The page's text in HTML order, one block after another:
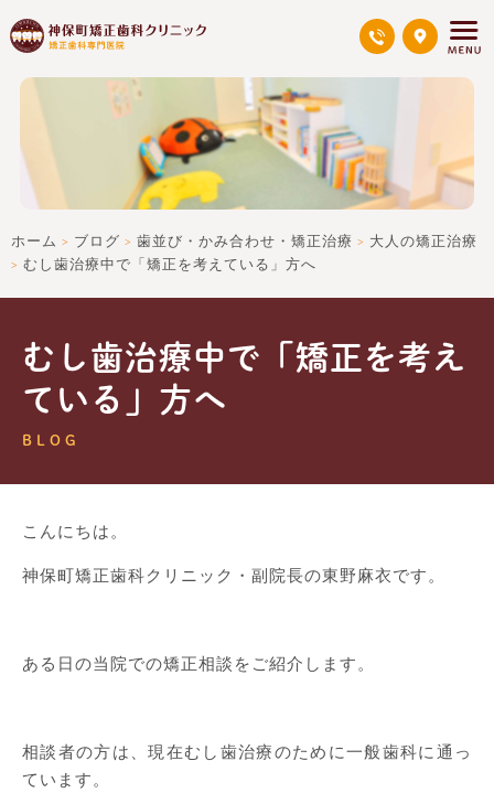
ホーム > ブログ > 歯並び・かみ合わせ・矯正治療 > 大人の矯正治療
> むし歯治療中で「矯正を考えている」方へ
むし歯治療中で「矯正を考え
ている」方へ
BLOG
こんにちは。
神保町矯正歯科クリニック・副院長の東野麻衣です。
ある日の当院での矯正相談をご紹介します。
相談者の方は、現在むし歯治療のために一般歯科に通っ
ています。